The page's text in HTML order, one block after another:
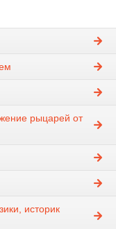
рыцарей от
историк